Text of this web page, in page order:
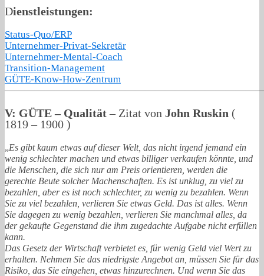
Dienstleistungen:
Status-Quo/ERP
Unternehmer-Privat-Sekretär
Unternehmer-Mental-Coach
Transition-Management
GÜTE-Know-How-Zentrum
V: GÜTE – Qualität– Zitat von John Ruskin (
1819 – 1900 )
„Es gibt kaum etwas auf dieser Welt, das nicht irgend jemand ein
wenig schlechter machen und etwas billiger verkaufen könnte, und
die Menschen, die sich nur am Preis orientieren, werden die
gerechte Beute solcher Machenschaften. Es ist unklug, zu viel zu
bezahlen, aber es ist noch schlechter, zu wenig zu bezahlen. Wenn
Sie zu viel bezahlen, verlieren Sie etwas Geld. Das ist alles. Wenn
Sie dagegen zu wenig bezahlen, verlieren Sie manchmal alles, da
der gekaufte Gegenstand die ihm zugedachte Aufgabe nicht erfüllen
kann.
Das Gesetz der Wirtschaft verbietet es, für wenig Geld viel Wert zu
erhalten. Nehmen Sie das niedrigste Angebot an, müssen Sie für das
Risiko, das Sie eingehen, etwas hinzurechnen. Und wenn Sie das